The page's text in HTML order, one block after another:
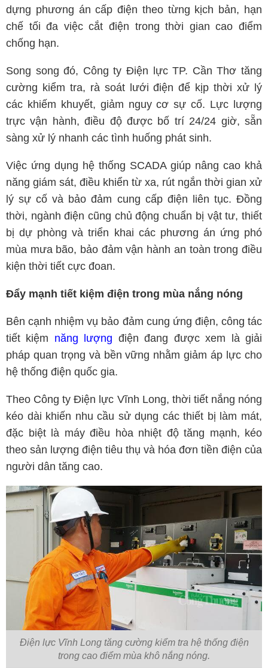
dựng phương án cấp điện theo từng kịch bản, hạn
chế tối đa việc cắt điện trong thời gian cao điểm
chống hạn.
Song song đó, Công ty Điện lực TP. Cần Thơ tăng
cường kiểm tra, rà soát lưới điện để kịp thời xử lý
các khiếm khuyết, giảm nguy cơ sự cố. Lực lượng
trực vận hành, điều độ được bố trí 24/24 giờ, sẵn
sàng xử lý nhanh các tình huống phát sinh.
Việc ứng dụng hệ thống SCADA giúp nâng cao khả
năng giám sát, điều khiển từ xa, rút ngắn thời gian xử
lý sự cố và bảo đảm cung cấp điện liên tục. Đồng
thời, ngành điện cũng chủ động chuẩn bị vật tư, thiết
bị dự phòng và triển khai các phương án ứng phó
mùa mưa bão, bảo đảm vận hành an toàn trong điều
kiện thời tiết cực đoan.
Đẩy mạnh tiết kiệm điện trong mùa nắng nóng
Bên cạnh nhiệm vụ bảo đảm cung ứng điện, công tác
tiết kiệm năng lượng điện đang được xem là giải
pháp quan trọng và bền vững nhằm giảm áp lực cho
hệ thống điện quốc gia.
Theo Công ty Điện lực Vĩnh Long, thời tiết nắng nóng
kéo dài khiến nhu cầu sử dụng các thiết bị làm mát,
đặc biệt là máy điều hòa nhiệt độ tăng mạnh, kéo
theo sản lượng điện tiêu thụ và hóa đơn tiền điện của
người dân tăng cao.
Điện lực Vĩnh Long tăng cường kiểm tra hệ thống điện
trong cao điểm mùa khô nắng nóng.